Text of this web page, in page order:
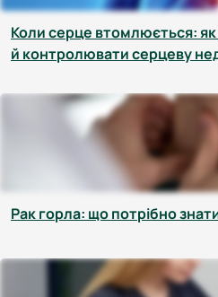
Коли серце втомлюється: як
й контролювати серцеву
Рак горла: що потрібно